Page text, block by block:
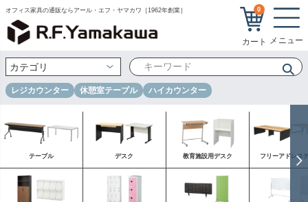
オフィス家具の通販ならアール・エフ・ヤマカワ［1962年創業］ 0
レジカウンター 休憩室テーブル ハイカウンター
テーブル デスク 教育施設用デスク フリーアドレス